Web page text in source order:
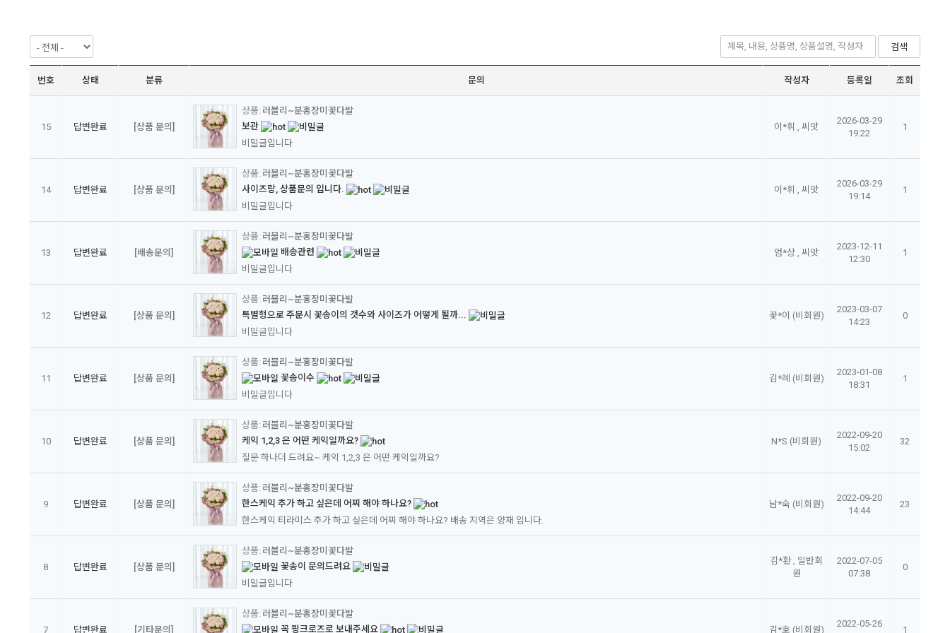
검색
번호 상태 분류 문의 작성자 등록일 조회
15 답변완료 [상품 문의]
러블리~분홍장미꽃다발
보관
비밀글입니다
이*휘 , 씨앗
2026-03-29
19:22
1
14 답변완료 [상품 문의]
러블리~분홍장미꽃다발
사이즈랑, 상품문의 입니다.
비밀글입니다
이*휘 , 씨앗
2026-03-29
19:14
1
13 답변완료 [배송문의]
러블리~분홍장미꽃다발
배송관련
비밀글입니다
엄*상 , 씨앗
2023-12-11
12:30
1
12 답변완료 [상품 문의]
러블리~분홍장미꽃다발
특별형으로 주문시 꽃송이의 갯수와 사이즈가 어떻게 될까...
비밀글입니다
꽃*이 (비회원)
2023-03-07
14:23
0
11 답변완료 [상품 문의]
러블리~분홍장미꽃다발
꽃송이수
비밀글입니다
김*례 (비회원)
2023-01-08
18:31
1
10 답변완료 [상품 문의]
러블리~분홍장미꽃다발
케익 1,2,3 은 어떤 케익일까요?
질문 하나더 드려요~ 케익 1,2,3 은 어떤 케익일까요?
N*S (비회원)
2022-09-20
15:02
32
9 답변완료 [상품 문의]
러블리~분홍장미꽃다발
한스케익 추가 하고 싶은데 어찌 해야 하나요?
한스케익 티라미스 추가 하고 싶은데 어찌 해야 하나요? 배송 지역은 양재 입니다.
남*숙 (비회원)
2022-09-20
14:44
23
8 답변완료 [상품 문의]
러블리~분홍장미꽃다발
꽃송이 문의드려요
비밀글입니다
김*환 , 일반회
원
2022-07-05
07:38
0
7 답변완료 [기타문의]
러블리~분홍장미꽃다발
꼭 핑크로즈로 보내주세요
김*호 (비회원)
2022-05-26
1